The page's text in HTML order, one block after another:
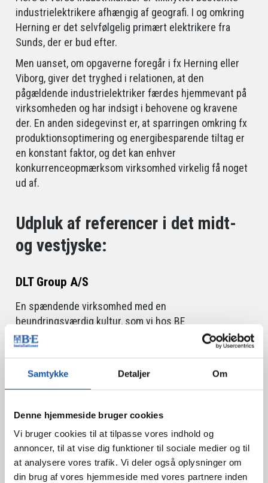
Samtykke Detaljer Om
Denne hjemmeside bruger cookies
Vi bruger cookies til at tilpasse vores indhold og
annoncer, til at vise dig funktioner til sociale medier og til
at analysere vores trafik. Vi deler også oplysninger om
din brug af vores hjemmeside med vores partnere inden
industrielektrikere afhængig af geografi. I og omkring
Herning er det selvfølgelig primært elektrikere fra
Sunds, der er bud efter.
Men uanset, om opgaverne foregår i fx Herning eller
Viborg, giver det tryghed i relationen, at den
pågældende industrielektriker færdes hjemmevant på
virksomheden og har indsigt i behovene og kravene
der. En anden sidegevinst er, at sparringen omkring fx
produktionsoptimering og energibesparende tiltag er
en konstant faktor, og det kan enhver
konkurrenceopmærksom virksomhed virkelig få noget
ud af.
Udpluk af referencer i det midt-
og vestjyske:
DLT Group A/S
En spændende virksomhed med en
beundringsværdig kultur, som vi hos BE
Installationer indirekte har fornøjelse af på daglig
basis. En af vores dygtige allroundelektrikere har
siden år 2000. DLT Group er ordreproducerende i
køkkenbranchen og i støbeforme til
Vores industrielektrikermed afsæt fra vores
adresse i Viborg servicerer alt på virksomheden,
der vedrører automation, ventilation, udsugning,